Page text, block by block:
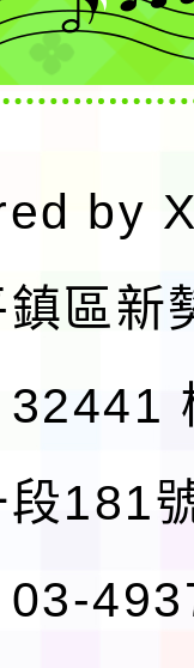
by
鎮區新
32441
181
03-